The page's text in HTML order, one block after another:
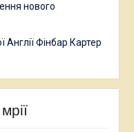
нового
Англії Фінбар Картер